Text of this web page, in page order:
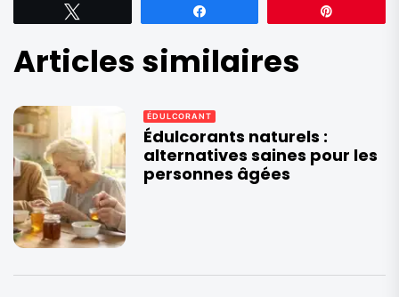
Articles similaires
ÉDULCORANT
Édulcorants naturels :
alternatives saines pour les
personnes âgées